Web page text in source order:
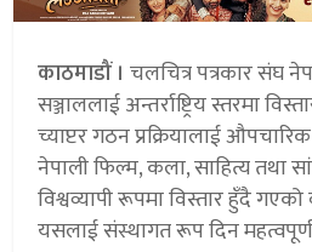
काठमाडौं । चलचित्र पत्रकार संघ
सञ्जाललाई अन्तर्राष्ट्रिय स्तरमा
च्याप्टर गठन प्रक्रियालाई
नेपाली फिल्म, कला, साहित्य तथा
विश्वव्यापी रूपमा विस्तार हुँदै
यसलाई संस्थागत रूप दिन